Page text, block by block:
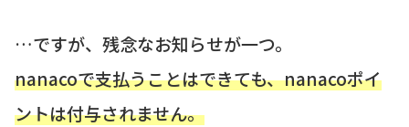
…ですが、残念なお知らせが一つ。
nanacoで支払うことはできても、nanacoポイ
ントは付与されません。